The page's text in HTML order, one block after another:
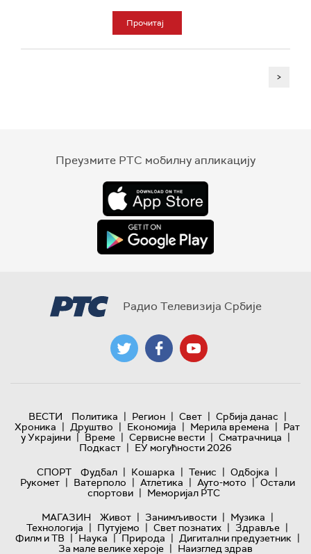
Прочитај
>
Преузмите РТС мобилну апликацију
Радио Телевизија Србије
ВЕСТИ Политика | Регион | Свет | Србија данас |
Хроника | Друштво | Економија | Мерила времена | Рат
у Украјини | Време | Сервисне вести | Сматрачница |
Подкаст | ЕУ могућности 2026
СПОРТ
Фудбал | Кошарка | Тенис | Одбојка |
Рукомет | Ватерполо | Атлетика | Ауто-мото | Остали
спортови | Меморијал РТС
МАГАЗИН
Живот | Занимљивости | Музика |
Технологијa | Путујемо | Свет познатих | Здравље |
Филм и ТВ | Наука | Природа | Дигитални предузетник |
За мале велике хероје | Наизглед здрав